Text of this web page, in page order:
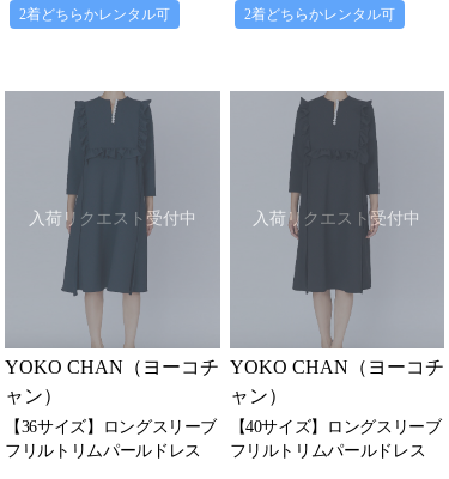
2着どちらかレンタル可 2着どちらかレンタル可
入荷リクエスト受付中
YOKO CHAN（ヨーコチ
ャン）
【36サイズ】ロングスリーブ
フリルトリムパールドレス
入荷リクエスト受付中
YOKO CHAN（ヨーコチ
ャン）
【40サイズ】ロングスリーブ
フリルトリムパールドレス